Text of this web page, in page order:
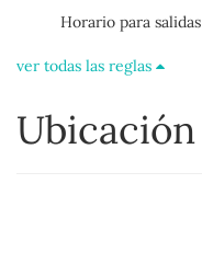
Horario para salidas
ver todas las reglas
Ubicación